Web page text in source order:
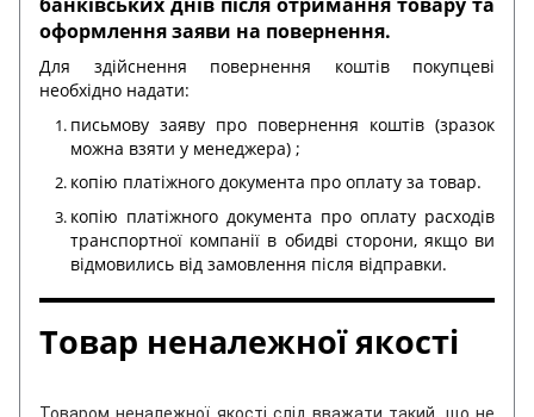
оформлення заяви на повернення.
Для здійснення повернення коштів покупцеві
необхідно надати:
письмову заяву про повернення коштів (зразок
можна взяти у менеджера) ;
копію платіжного документа про оплату за товар.
копію платіжного документа про оплату расходів
транспортної компанії в обидві сторони, якщо ви
відмовились від замовлення після відправки.
Товар неналежної якості
Товаром неналежної якості слід вважати такий, що не